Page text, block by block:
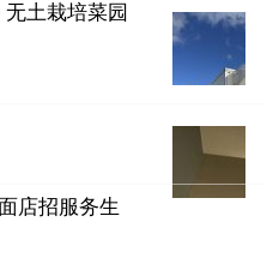
土栽培菜园
店招服务生